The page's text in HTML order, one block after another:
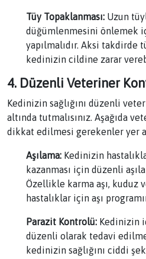
Tüy Topaklanması: Uzun
düğümlenmesini önlemek
yapılmalıdır. Aksi takdirde
kedinizin cildine zarar
4. Düzenli Veteriner
Kedinizin sağlığını düzenli
altında tutmalısınız. Aşağıda
dikkat edilmesi gerekenler yer
Aşılama: Kedinizin
kazanması için düzenli
Özellikle karma aşı, kuduz
hastalıklar için aşı
Parazit Kontrolü: Kedinizin
düzenli olarak tedavi
kedinizin sağlığını ciddi